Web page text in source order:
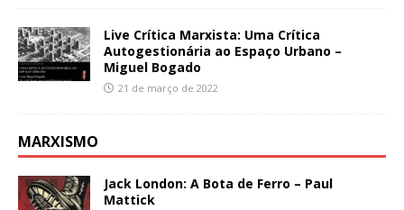
Live Crítica Marxista: Uma Crítica
Autogestionária ao Espaço Urbano –
Miguel Bogado
21 de março de 2022
MARXISMO
Jack London: A Bota de Ferro – Paul
Mattick